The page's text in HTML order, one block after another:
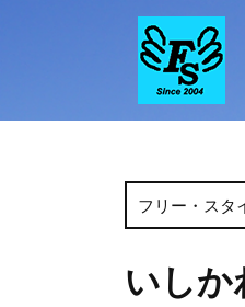
フリー・スタ
いし